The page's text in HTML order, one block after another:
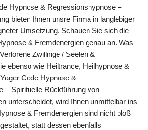
Hypnose & Regressionshypnose –
bieten Ihnen unsre Firma in langlebiger
Umsetzung. Schauen Sie sich die
& Fremdenergien genau an. Was
Zwillinge / Seelen &
ebenso wie Heiltrance, Heilhypnose &
Code Hypnose &
– Spirituelle Rückführung von
unterscheidet, wird Ihnen unmittelbar ins
& Fremdenergien sind nicht bloß
statt dessen ebenfalls